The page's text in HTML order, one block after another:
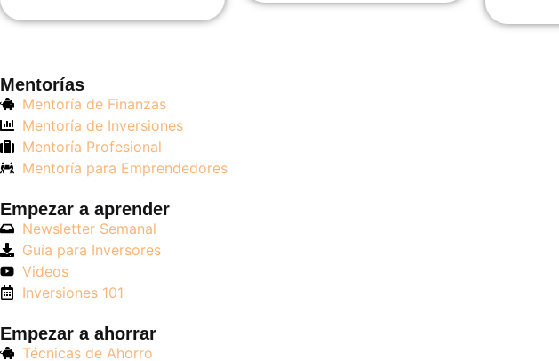
Mentorías
Mentoría de Finanzas
Mentoría de Inversiones
Mentoría Profesional
Mentoría para Emprendedores
Empezar a aprender
Newsletter Semanal
Guía para Inversores
Videos
Inversiones 101
Empezar a ahorrar
Técnicas de Ahorro